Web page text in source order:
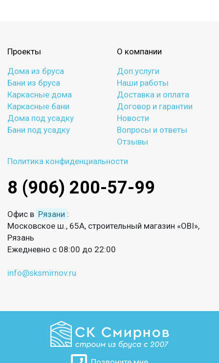
Проекты
Дома из бруса
Бани из бруса
Каркасные дома
Каркасные бани
Дома под усадку
Бани под усадку
О компании
Доп.услуги
Наши работы
Доставка и оплата
Договор и гарантии
Новости
Вопросы и ответы
Отзывы
Политика конфиденциальности
8 (906) 200-57-99
Офис в Рязани :
Московское ш., 65А, строительный магазин «OBI»,
Рязань
Ежедневно с 08:00 до 22:00
info@sksmirnov.ru